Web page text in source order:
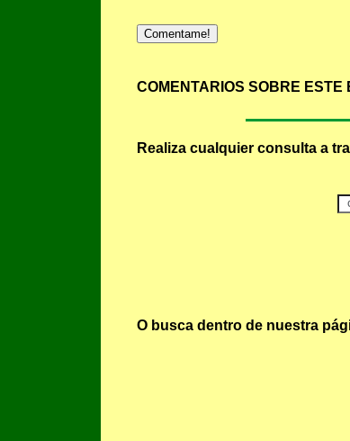
Comentame!
COMENTARIOS SOBRE ESTE
Realiza cualquier consulta a
O busca dentro de nuestra